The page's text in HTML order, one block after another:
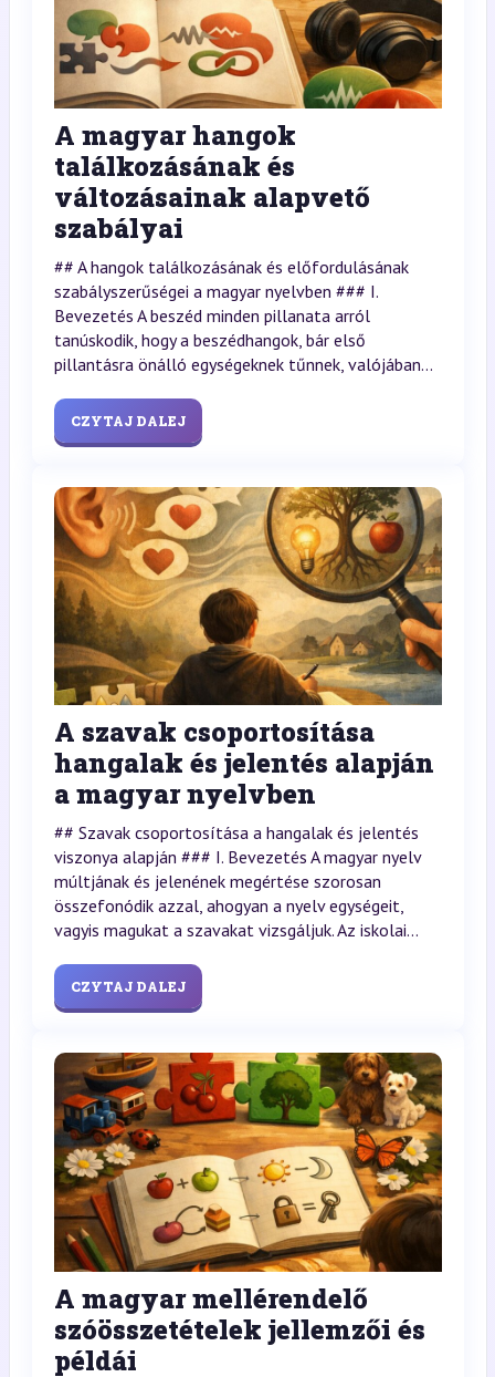
A magyar hangok
találkozásának és
változásainak alapvető
szabályai
## A hangok találkozásának és előfordulásának
szabályszerűségei a magyar nyelvben ### I.
Bevezetés A beszéd minden pillanata arról
tanúskodik, hogy a beszédhangok, bár első
pillantásra önálló egységeknek tűnnek, valójában...
CZYTAJ DALEJ
A szavak csoportosítása
hangalak és jelentés alapján
a magyar nyelvben
## Szavak csoportosítása a hangalak és jelentés
viszonya alapján ### I. Bevezetés A magyar nyelv
múltjának és jelenének megértése szorosan
összefonódik azzal, ahogyan a nyelv egységeit,
vagyis magukat a szavakat vizsgáljuk. Az iskolai...
CZYTAJ DALEJ
A magyar mellérendelő
szóösszetételek jellemzői és
példái